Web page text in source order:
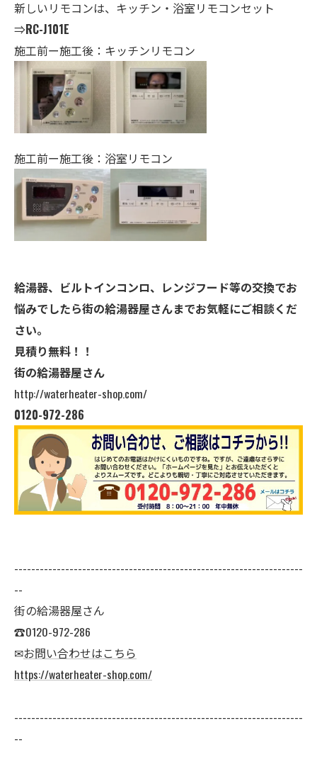
新しいリモコンは、キッチン・ 浴室リモコンセット
⇒RC-J101E
施工前ー施工後：キッチンリモコン
施工前ー施工後：浴室リモコン
給湯器、ビルトインコンロ、レンジフード等の交換でお
悩みでしたら街の給湯器屋さんまでお気軽にご相談くだ
さい。
見積り無料！！
街の給湯器屋さん
http://waterheater-shop.com/
0120-972-286
--------------------------------------------------------------------
--
街の給湯器屋さん
☎0120-972-286
✉お問い合わせはこちら
https://waterheater-shop.com/
--------------------------------------------------------------------
--